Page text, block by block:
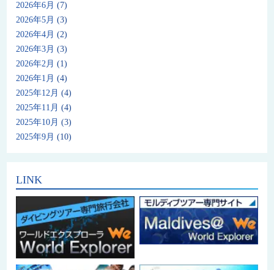
2026年6月 (7)
2026年5月 (3)
2026年4月 (2)
2026年3月 (3)
2026年2月 (1)
2026年1月 (4)
2025年12月 (4)
2025年11月 (4)
2025年10月 (3)
2025年9月 (10)
LINK